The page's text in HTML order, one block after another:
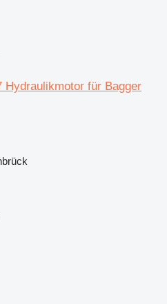
Hydraulikmotor für Bagger